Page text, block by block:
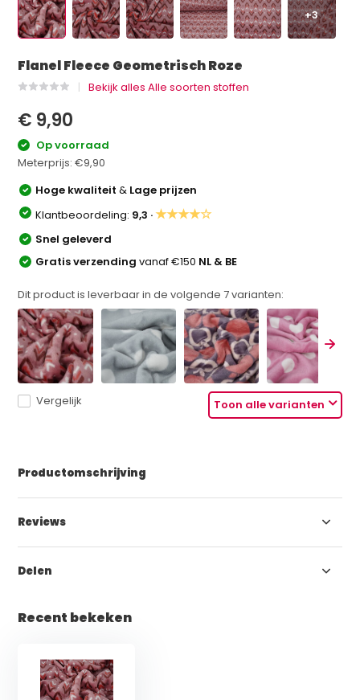
+3
Flanel Fleece Geometrisch Roze
Bekijk alles Alle soorten stoffen
€ 9,90
Op voorraad
Meterprijs:€9,90
Hoge kwaliteit& Lage prijzen
Klantbeoordeling: 9,3 ·★★★★☆
Snel geleverd
Gratis verzendingvanaf €150 NL & BE
Dit product is leverbaar in de volgende7varianten:
Toon alle varianten
Vergelijk
Productomschrijving
Reviews
Delen
Recent bekeken